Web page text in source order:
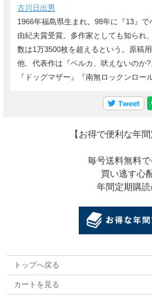
古川日出男
1966年福島県生まれ。98年に『13』
由紀夫賞受賞。多作家としても知られ
数は1万3500枚を超えるという。原稿
他、代表作は『ベルカ、吠えないのか
『ドッグマザー』『南無ロックンロー
【お得で便利な年
毎号送料無料で
買い逃す心
年間定期購読
トップへ戻る
カートを見る